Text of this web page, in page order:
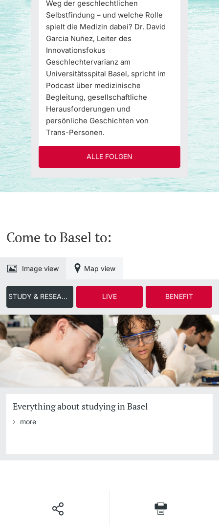
Weg der geschlechtlichen
Selbstfindung – und welche Rolle
spielt die Medizin dabei? Dr. David
Garcia Nuñez, Leiter des
Innovationsfokus
Geschlechtervarianz am
Universitätsspital Basel, spricht im
Podcast über medizinische
Begleitung, gesellschaftliche
Herausforderungen und
persönliche Geschichten von
Trans-Personen.
ALLE FOLGEN
Come to Basel to:
STUDY & RESEARCH LIVE BENEFIT
Image view Map view
Everything about studying in Basel
more